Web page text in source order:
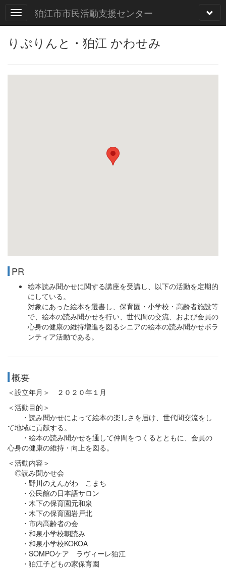
狛江市市民活動支援センター
りぷりんと・狛江 かわせみ
PR
絵本読み聞かせに関する講座を受講し、以下の活動を定期的
にしている。
対象にあった絵本を選書し、保育園・小学校・高齢者施設等
で、絵本の読み聞かせを行い、世代間の交流、および会員の
心身の健康の維持増進を図るシニアの絵本の読み聞かせボラ
ンティア活動である。
概要
＜設立年月＞ ２０２０年１月
＜活動目的＞
・読み聞かせによって絵本の楽しさを届け、世代間交流をし
て地域に貢献する。
・絵本の読み聞かせを通して仲間をつくるとともに、会員の
心身の健康の維持・向上を図る。
＜活動内容＞
◎読み聞かせ会
・野川のえんがわ こまち
・公民館の日本語サロン
・木下の保育園元和泉
・木下の保育園岩戸北
・市内高齢者の会
・和泉小学校朝読み
・和泉小学校KOKOA
・SOMPOケア ラヴィーレ狛江
・狛江子どもの家保育園